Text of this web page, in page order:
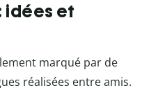
idées et
marqué par de
réalisées entre amis.